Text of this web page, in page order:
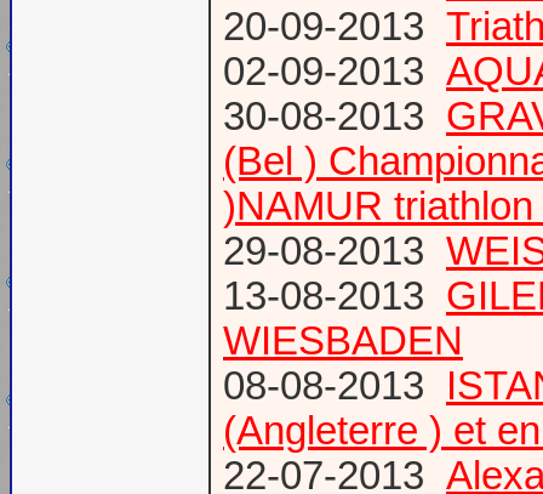
20-09-2013
02-09-2013
30-08-2013
(Bel )
)NAMUR
29-08-2013
13-08-2013
WIESBADEN
08-08-2013
(Angleterre ) et
22-07-2013